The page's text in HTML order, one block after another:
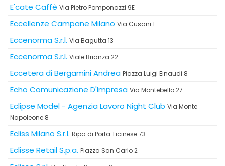
E'cate Caffè Via Pietro Pomponazzi 9E
Eccellenze Campane Milano Via Cusani 1
Eccenorma S.r.l. Via Bagutta 13
Eccenorma S.r.l. Viale Brianza 22
Eccetera di Bergamini Andrea Piazza Luigi Einaudi 8
Echo Comunicazione D'Impresa Via Montebello 27
Eclipse Model - Agenzia Lavoro Night Club Via Monte
Napoleone 8
Ecliss Milano S.r.l. Ripa di Porta Ticinese 73
Eclisse Retail S.p.a. Piazza San Carlo 2